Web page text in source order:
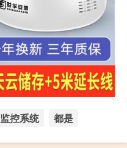
监控系统 都是